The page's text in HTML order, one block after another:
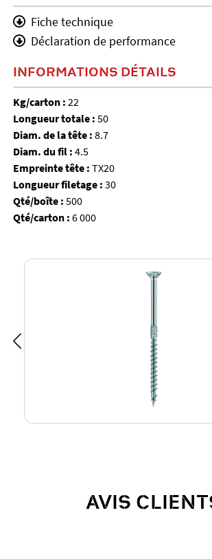
Fiche technique
Déclaration de performance
INFORMATIONS DÉTAILS
Kg/carton : 22
Longueur totale : 50
Diam. de la tête : 8.7
Diam. du fil : 4.5
Empreinte tête : TX20
Longueur filetage : 30
Qté/boîte : 500
Qté/carton : 6 000
AVIS